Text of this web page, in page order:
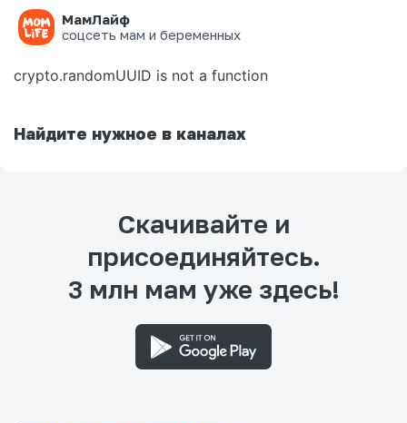
МамЛайф
соцсеть мам и беременных
Ошибка на странице
crypto.randomUUID is not a function
Найдите нужное в каналах
Скачивайте и
присоединяйтесь.
3 млн мам уже здесь!